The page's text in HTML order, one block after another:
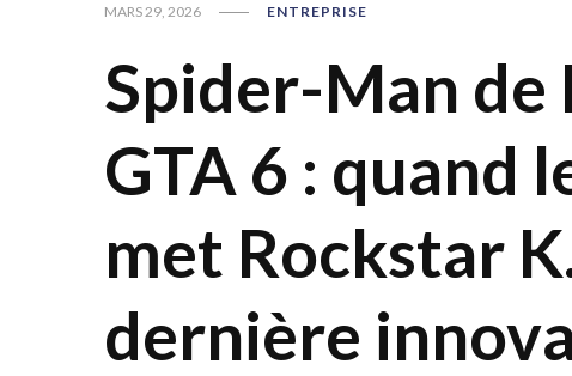
MARS 29, 2026 ENTREPRISE
Spider-Man de
GTA 6 : quand
met Rockstar
dernière